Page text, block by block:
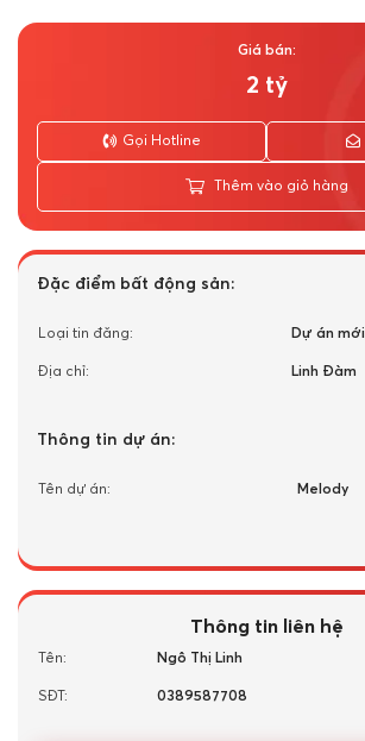
Giá bán:
2 tỷ
Gọi Hotline
Thêm vào giỏ hàng
Đặc điểm bất động sản:
Loại tin đăng: Dự án mới
Địa chỉ: Linh Đàm
Thông tin dự án:
Tên dự án: Melody
Thông tin liên hệ
Tên: Ngô Thị Linh
SĐT: 0389587708